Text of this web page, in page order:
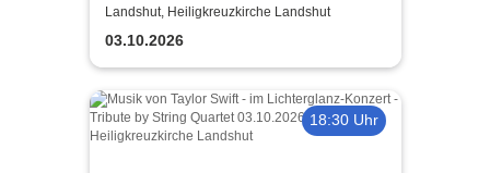
Lichterglanz - Von Gladiator
bis Heart of Courage
Landshut, Heiligkreuzkirche Landshut
03.10.2026
18:30 Uhr